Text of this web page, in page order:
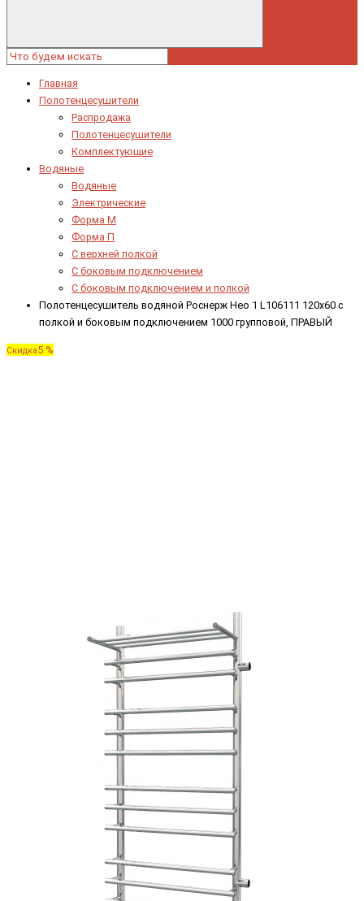
Главная
Полотенцесушители
Распродажа
Полотенцесушители
Комплектующие
Водяные
Водяные
Электрические
Форма М
Форма П
C верхней полкой
C боковым подключением
C боковым подключением и полкой
Полотенцесушитель водяной Роснерж Нео 1 L106111 120x60 с
полкой и боковым подключением 1000 групповой, ПРАВЫЙ
Скидка5 %